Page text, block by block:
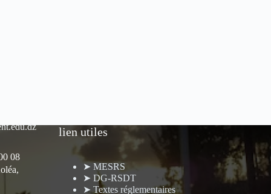
08
lien utiles
➤ MESRS
➤ DG-RSDT
➤ Textes réglementaires